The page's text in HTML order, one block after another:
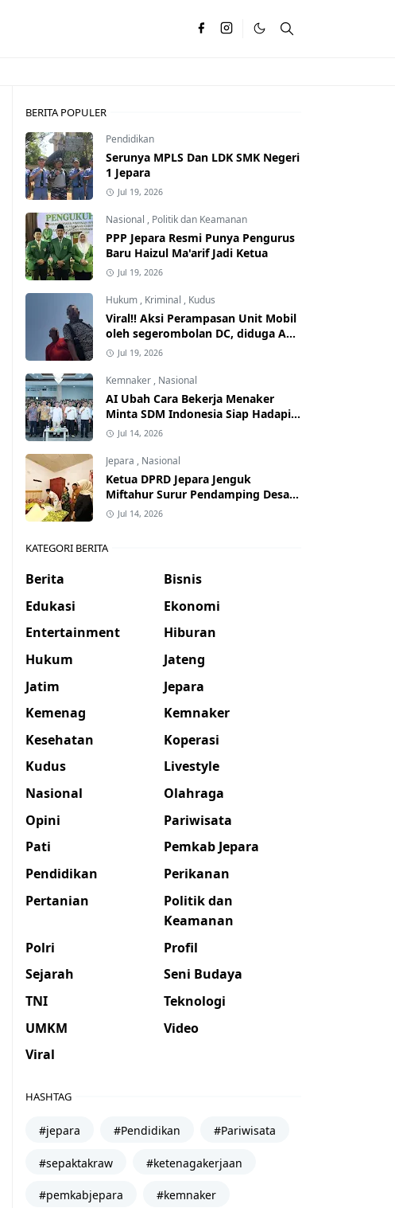
BERITA POPULER
Pendidikan
Serunya MPLS Dan LDK SMK Negeri
1 Jepara
Jul 19, 2026
Nasional , Politik dan Keamanan
PPP Jepara Resmi Punya Pengurus
Baru Haizul Ma'arif Jadi Ketua
Jul 19, 2026
Hukum , Kriminal , Kudus
Viral!! Aksi Perampasan Unit Mobil
oleh segerombolan DC, diduga Ada
Dalangnya
Jul 19, 2026
Kemnaker , Nasional
AI Ubah Cara Bekerja Menaker
Minta SDM Indonesia Siap Hadapi
Dunia Kerja Baru
Jul 14, 2026
Jepara , Nasional
Ketua DPRD Jepara Jenguk
Miftahur Surur Pendamping Desa
yang Sakit
Jul 14, 2026
KATEGORI BERITA
Berita
Bisnis
Edukasi
Ekonomi
Entertainment
Hiburan
Hukum
Jateng
Jatim
Jepara
Kemenag
Kemnaker
Kesehatan
Koperasi
Kudus
Livestyle
Nasional
Olahraga
Opini
Pariwisata
Pati
Pemkab Jepara
Pendidikan
Perikanan
Pertanian
Politik dan
Keamanan
Polri
Profil
Sejarah
Seni Budaya
TNI
Teknologi
UMKM
Video
Viral
HASHTAG
#jepara #Pendidikan #Pariwisata
#sepaktakraw #ketenagakerjaan
#pemkabjepara #kemnaker